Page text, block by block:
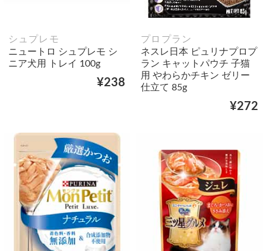
シュプレモ
ニュートロ シュプレモ シ
ニア犬用 トレイ 100g
¥238
プロプラン
ネスレ日本 ピュリナプロプ
ラン キャットパウチ 子猫
用 やわらかチキン ゼリー
仕立て 85g
¥272